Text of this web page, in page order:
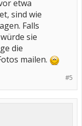
etwa
sind wie
Falls
sie
die
mailen.
#5